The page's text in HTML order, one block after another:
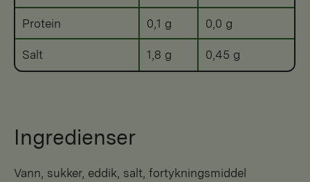
Protein 0,1 g 0,0 g
Salt 1,8 g 0,45 g
Ingredienser
Vann, sukker, eddik, salt, fortykningsmiddel